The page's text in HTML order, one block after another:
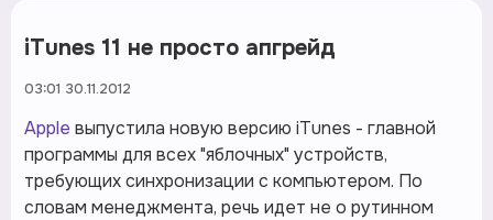
iTunes 11 не просто апгрейд
03:01 30.11.2012
Apple выпустила новую версию iTunes - главной
программы для всех "яблочных" устройств,
требующих синхронизации с компьютером. По
словам менеджмента, речь идет не о рутинном